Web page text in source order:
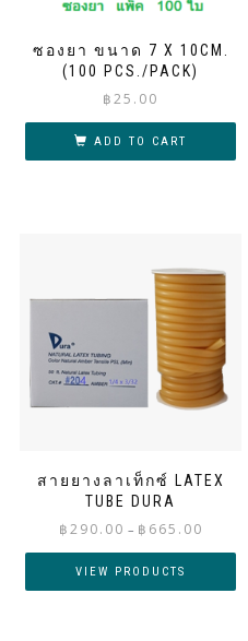
ซองยา ขนาด 7 X 10CM.
(100 PCS./PACK)
฿25.00
ADD TO CART
สายยางลาเท็กซ์ LATEX
TUBE DURA
฿290.00 – ฿ 665.00
range:
through
VIEW PRODUCTS